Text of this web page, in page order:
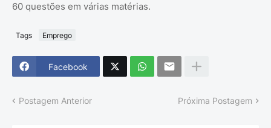
60 questões em várias matérias.
Tags Emprego
Facebook
Postagem Anterior Próxima Postagem